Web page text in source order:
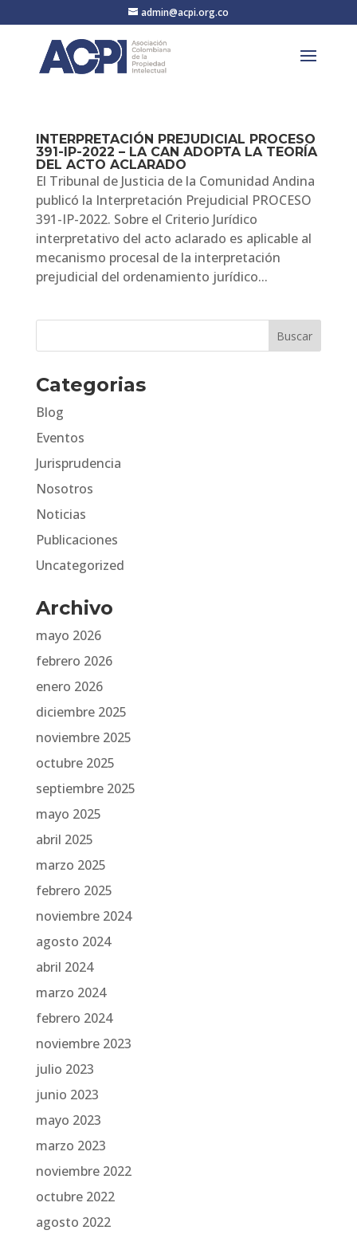
admin@acpi.org.co
INTERPRETACIÓN PREJUDICIAL PROCESO
391-IP-2022 – LA CAN ADOPTA LA TEORÍA
DEL ACTO ACLARADO
El Tribunal de Justicia de la Comunidad Andina
publicó la Interpretación Prejudicial PROCESO
391-IP-2022. Sobre el Criterio Jurídico
interpretativo del acto aclarado es aplicable al
mecanismo procesal de la interpretación
prejudicial del ordenamiento jurídico...
Categorias
Blog
Eventos
Jurisprudencia
Nosotros
Noticias
Publicaciones
Uncategorized
Archivo
mayo 2026
febrero 2026
enero 2026
diciembre 2025
noviembre 2025
octubre 2025
septiembre 2025
mayo 2025
abril 2025
marzo 2025
febrero 2025
noviembre 2024
agosto 2024
abril 2024
marzo 2024
febrero 2024
noviembre 2023
julio 2023
junio 2023
mayo 2023
marzo 2023
noviembre 2022
octubre 2022
agosto 2022